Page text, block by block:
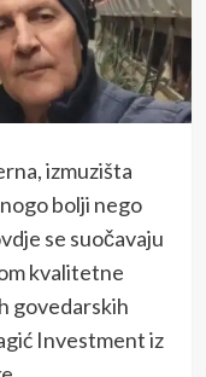
izmuzišta
bolji nego
se suočavaju
kvalitetne
govedarskih
Investment iz